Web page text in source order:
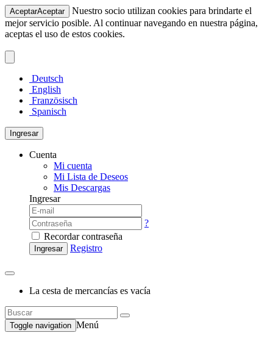
AceptarAceptar
Nuestro socio utilizan cookies para brindarte el
mejor servicio posible. Al continuar navegando en nuestra página,
aceptas el uso de estos cookies.
Deutsch
English
Französisch
Spanisch
Ingresar
Cuenta
Mi cuenta
Mi Lista de Deseos
Mis Descargas
Ingresar
?
Recordar contraseña
Ingresar Registro
La cesta de mercancías es vacía
Toggle navigation Menú